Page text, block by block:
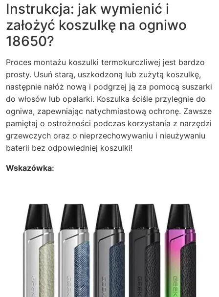
Instrukcja: jak wymienić i
założyć koszulkę na ogniwo
18650?
Proces montażu koszulki termokurczliwej jest bardzo
prosty. Usuń starą, uszkodzoną lub zużytą koszulkę,
następnie nałóż nową i podgrzej ją za pomocą suszarki
do włosów lub opalarki. Koszulka ściśle przylegnie do
ogniwa, zapewniając natychmiastową ochronę. Zawsze
pamiętaj o ostrożności podczas korzystania z narzędzi
grzewczych oraz o nieprzechowywaniu i nieużywaniu
baterii bez odpowiedniej koszulki!
Wskazówka: